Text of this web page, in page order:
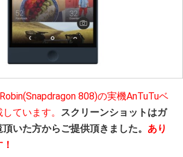
808)の実機AnTuTuベ
ています。 スクリーンショットはガ
いた方からご提供頂きました。 あり